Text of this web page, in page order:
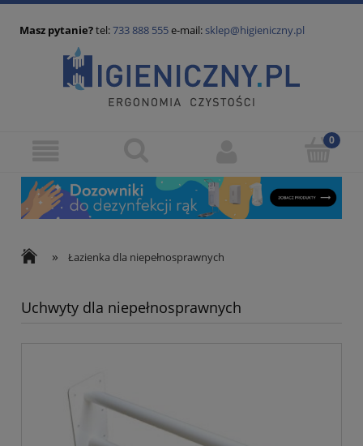
Masz pytanie?tel:733 888 555e-mail:sklep@higieniczny.pl
» Łazienka dla niepełnosprawnych
Uchwyty dla niepełnosprawnych